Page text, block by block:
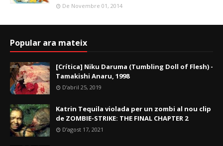
De Novembre 01, 2014
Popular ara mateix
[Crítica] Niku Daruma (Tumbling Doll of Flesh) -
Tamakishi Anaru, 1998
D’abril 25, 2019
Katrin Tequila violada per un zombi al nou clip
de ZOMBIE-STRIKE: THE FINAL CHAPTER 2
D’agost 17, 2021